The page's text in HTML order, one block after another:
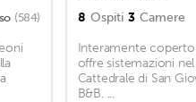
(584) 8 Ospiti 3 Camere
Interamente coperto
offre sistemazioni
Cattedrale di San
B&B. ...